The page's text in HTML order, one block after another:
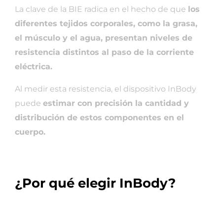
La clave de la BIE radica en el hecho de que los
diferentes tejidos corporales, como la grasa,
el músculo y el agua, presentan niveles de
resistencia distintos al paso de la corriente
eléctrica.
Al medir esta resistencia, el dispositivo InBody
puede estimar con precisión la cantidad y
distribución de estos componentes en el
cuerpo.
¿Por qué elegir InBody?